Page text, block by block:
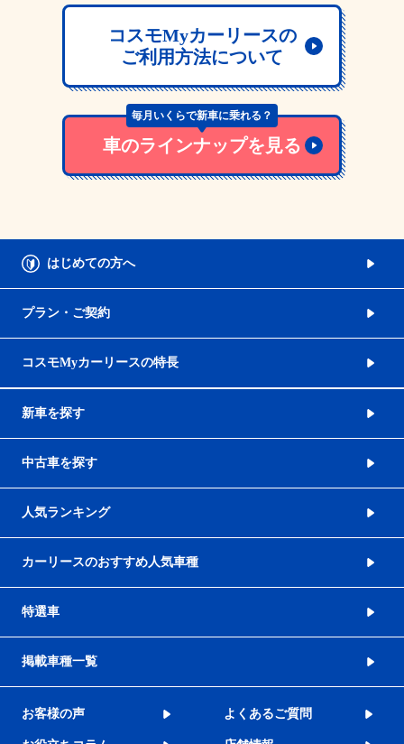
コスモMyカーリースの
ご利用方法について
毎月いくらで新車に乗れる？
車のラインナップを見る
はじめての方へ
プラン・ご契約
コスモMyカーリースの特長
新車を探す
中古車を探す
人気ランキング
カーリースのおすすめ人気車種
特選車
掲載車種一覧
お客様の声 よくあるご質問